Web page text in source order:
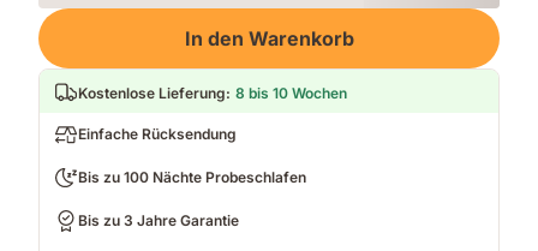
Loading
In den Warenkorb
Kostenlose Lieferung: 8 bis 10 Wochen
Einfache Rücksendung
Bis zu 100 Nächte Probeschlafen
Bis zu 3 Jahre Garantie